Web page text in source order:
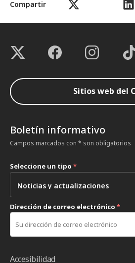
Compartir
Sitios web del
Boletín informativo
Campos marcados con * son obligatorios
Seleccione un tipo *
Dirección de correo electrónico *
Accesibilidad